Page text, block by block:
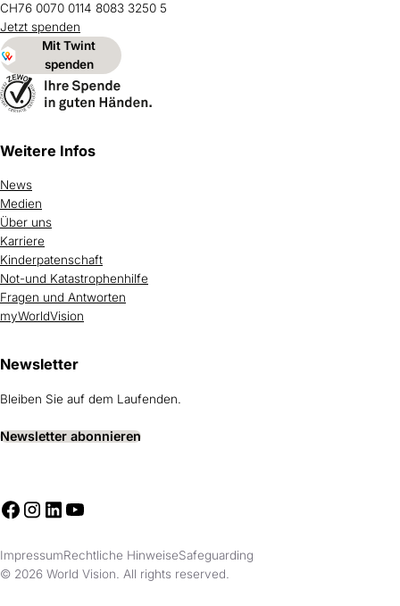
CH76 0070 0114 8083 3250 5
Jetzt spenden
Mit Twint
spenden
Weitere Infos
News
Medien
Über uns
Karriere
Kinderpatenschaft
Not-und Katastrophenhilfe
Fragen und Antworten
myWorldVision
Newsletter
Bleiben Sie auf dem Laufenden.
Newsletter abonnieren
© 2026 World Vision. All rights reserved.
ImpressumRechtliche HinweiseSafeguarding